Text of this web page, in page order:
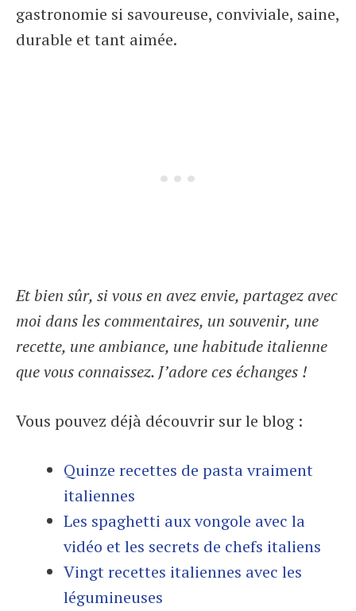
gastronomie si savoureuse, conviviale, saine,
durable et tant aimée.
Et bien sûr, si vous en avez envie, partagez avec
moi dans les commentaires, un souvenir, une
recette, une ambiance, une habitude italienne
que vous connaissez. J’adore ces échanges !
Vous pouvez déjà découvrir sur le blog :
Quinze recettes de pasta vraiment
italiennes
Les spaghetti aux vongole avec la
vidéo et les secrets de chefs italiens
Vingt recettes italiennes avec les
légumineuses